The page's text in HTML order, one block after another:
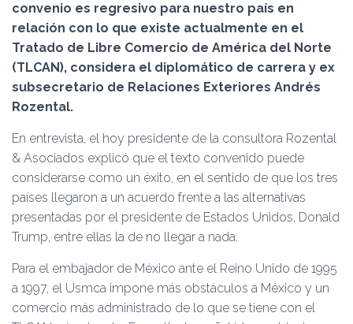
convenio es regresivo para nuestro país en
relación con lo que existe actualmente en el
Tratado de Libre Comercio de América del Norte
(TLCAN), considera el diplomático de carrera y ex
subsecretario de Relaciones Exteriores Andrés
Rozental.
En entrevista, el hoy presidente de la consultora Rozental
& Asociados explicó que el texto convenido puede
considerarse como un éxito, en el sentido de que los tres
países llegaron a un acuerdo frente a las alternativas
presentadas por el presidente de Estados Unidos, Donald
Trump, entre ellas la de no llegar a nada.
Para el embajador de México ante el Reino Unido de 1995
a 1997, el Usmca impone más obstáculos a México y un
comercio más administrado de lo que se tiene con el